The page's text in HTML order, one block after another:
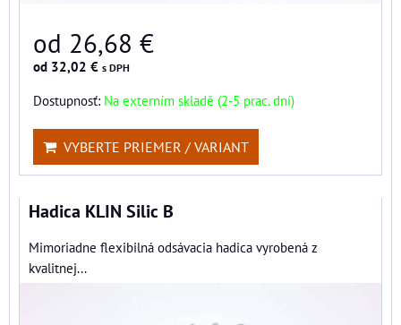
od 26,68 €
od 32,02 € s DPH
Dostupnosť: Na externím skladě (2-5 prac. dní)
VYBERTE PRIEMER / VARIANT
Hadica KLIN Silic B
Mimoriadne flexibilná odsávacia hadica vyrobená z
kvalitnej...